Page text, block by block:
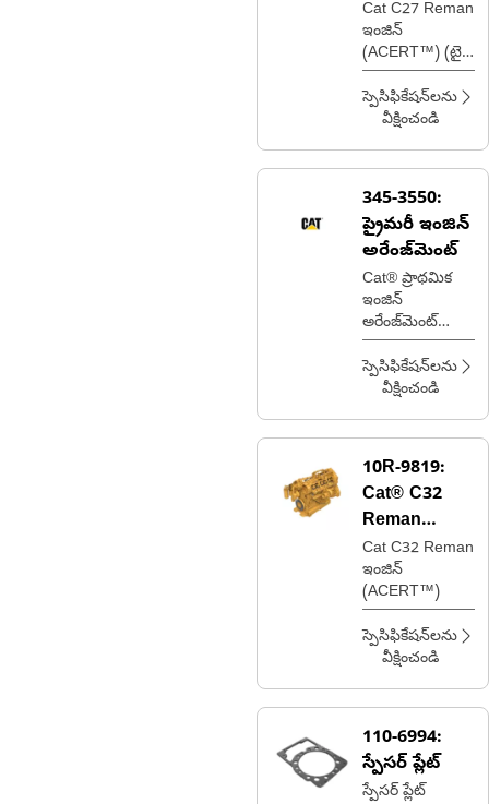
ఇంజిన్
Cat C27 Reman
ఇంజిన్
(ACERT™) (టైర్
3)
స్పెసిఫికేషన్‌లను
వీక్షించండి
345-3550:
ప్రైమరీ ఇంజిన్
అరేంజ్‌మెంట్
Cat® ప్రాథమిక
ఇంజిన్
అరేంజ్‌మెంట్
(సాధారణ ఇంజిన్
అరేంజ్‌మెంట్)
స్పెసిఫికేషన్‌లను
వీక్షించండి
10R-9819:
Cat® C32
Reman
ఇంజిన్
Cat C32 Reman
ఇంజిన్
(ACERT™)
స్పెసిఫికేషన్‌లను
వీక్షించండి
110-6994:
స్పేసర్ ప్లేట్
స్పేసర్ ప్లేట్